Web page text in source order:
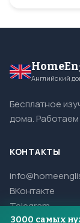
Английский
Бесплатное
дома.
КОНТАКТЫ
ВКонтакте
Telegram
3000 самых